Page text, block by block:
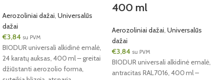
Aerozoliniai dažai, Universalūs
dažai
€3,84 su PVM
BIODUR universali alkidinė emalė,
24 karatų auksas, 400 ml – greitai
džiūstanti aerozolio forma,
400 ml
Aerozoliniai dažai, Universalūs
dažai
€3,84 su PVM
BIODUR universali alkidinė emalė,
antracitas RAL7016, 400 ml –